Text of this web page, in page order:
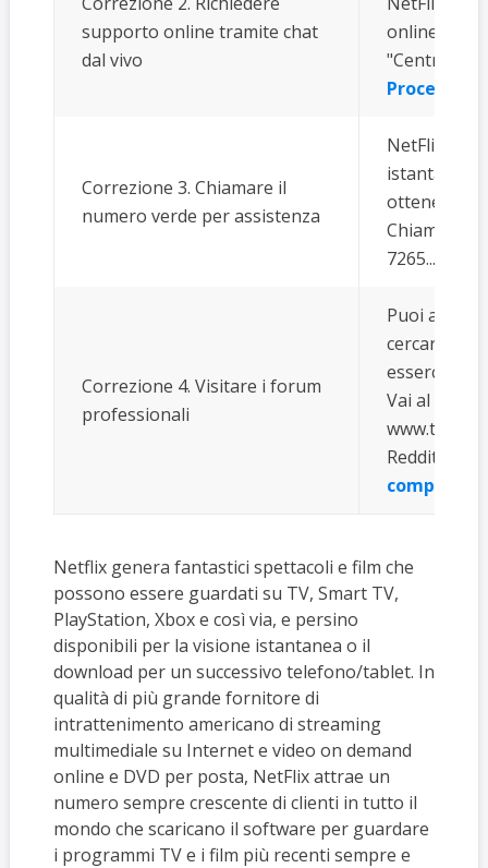
supporto online tramite chat
dal vivo
online.
"Centro
Procedura
Correzione 3. Chiamare il
numero verde per assistenza
NetFlix
ottenere
Chiama il
7265...
Correzione 4. Visitare i forum
professionali
Puoi anche
cercare lo
esserci
Vai al
Reddit:
completa
Netflix genera fantastici spettacoli e film che
possono essere guardati su TV, Smart TV,
PlayStation, Xbox e così via, e persino
disponibili per la visione istantanea o il
download per un successivo telefono/tablet. In
qualità di più grande fornitore di
intrattenimento americano di streaming
multimediale su Internet e video on demand
online e DVD per posta, NetFlix attrae un
numero sempre crescente di clienti in tutto il
mondo che scaricano il software per guardare
i programmi TV e i film più recenti sempre e